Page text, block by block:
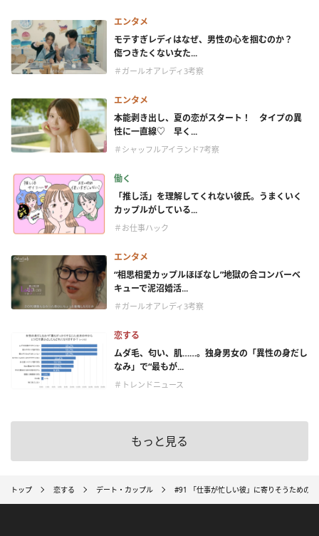
エンタメ
モテすぎレディはなぜ、男性の心を掴むのか？
傷つきたくない女た...
＃ガールオアレディ3考察
エンタメ
本能剥き出し、夏の恋がスタート！ タイプの異
性に一直線♡ 早く...
＃シャッフルアイランド7考察
働く
「推し活」を理解してくれない彼氏。うまくいく
カップルがしている...
＃お仕事ハック
エンタメ
“相思相愛カップルほぼなし”地獄の合コンバーベ
キューで泥沼婚活...
＃ガールオアレディ3考察
恋する
ムダ毛、匂い、肌……。独身男女の「異性の身だし
なみ」で“最もが...
＃トレンドニュース
もっと見る
トップ 恋する デート・カップル #91 「仕事が忙しい彼」に寄りそうための